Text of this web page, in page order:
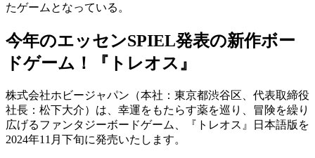
たゲームとなっている。
今年のエッセンSPIEL発表の新作ボー
ドゲーム！『トレオス』
株式会社ホビージャパン（本社：東京都渋谷区、代表取締役
社長：松下大介）は、幸運をもたらす薬を巡り、冒険を繰り
広げるファンタジーボードゲーム、『トレオス』日本語版を
2024年11月下旬に発売いたします。